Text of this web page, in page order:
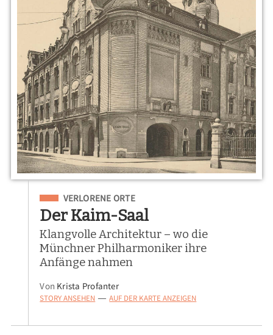
Eingeordnet unter
VERLORENE ORTE
Der Kaim-Saal
Klangvolle Architektur – wo die
Münchner Philharmoniker ihre
Anfänge nahmen
Von Krista Profanter
STORY ANSEHEN — AUF DER KARTE ANZEIGEN